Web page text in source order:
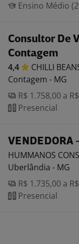
Ensino Médio
Consultor De
Contagem
4,4 CHILLI
Contagem - MG
R$ 1.758,00 a
Presencial
VENDEDORA
HUMMANOS
Uberlândia - MG
R$ 1.735,00 a
Presencial